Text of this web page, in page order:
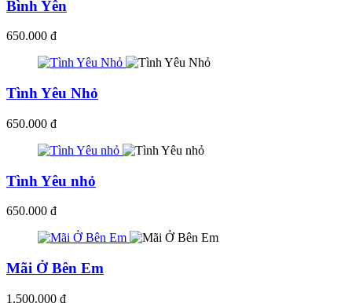
Bình Yên
650.000 đ
Tình Yêu Nhỏ
650.000 đ
Tình Yêu nhỏ
650.000 đ
Mãi Ở Bên Em
1.500.000 đ